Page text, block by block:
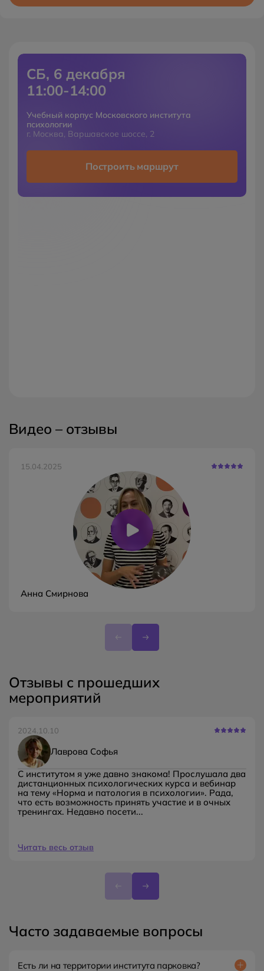
СБ, 6 декабря
11:00-14:00
Учебный корпус Московского института
психологии
г. Москва, Варшавское шоссе, 2
Построить маршрут
Видео – отзывы
15.04.2025
Анна Смирнова
Отзывы с прошедших
мероприятий
2024.10.10
Лаврова Софья
С институтом я уже давно знакома! Прослушала два
дистанционных психологических курса и вебинар
на тему «Норма и патология в психологии». Рада,
что есть возможность принять участие и в очных
тренингах. Недавно посети...
Читать весь отзыв
Часто задаваемые вопросы
Есть ли на территории института парковка?